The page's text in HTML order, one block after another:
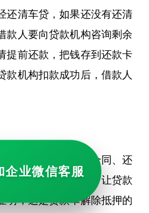
还清车贷，如果还没有还清
款人要向贷款机构咨询剩余
提前还款，把钱存到还款卡
款机构扣款成功后，借款人
后，则要带上贷款合同、还
前往贷款机构网点，让贷款
明，这是贷款车解除抵押的
企业微信客服